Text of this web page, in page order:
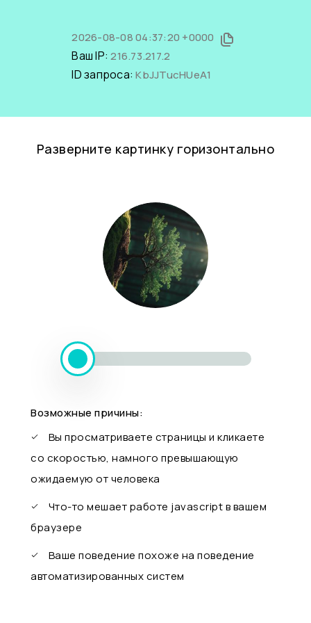
2026-08-08 04:37:20 +0000
Ваш IP:216.73.217.2
ID запроса:KbJJTucHUeA1
Разверните картинку горизонтально
Возможные причины:
Вы просматриваете страницы и кликаете
со скоростью, намного превышающую
ожидаемую от человека
Что-то мешает работе javascript в вашем
браузере
Ваше поведение похоже на поведение
автоматизированных систем